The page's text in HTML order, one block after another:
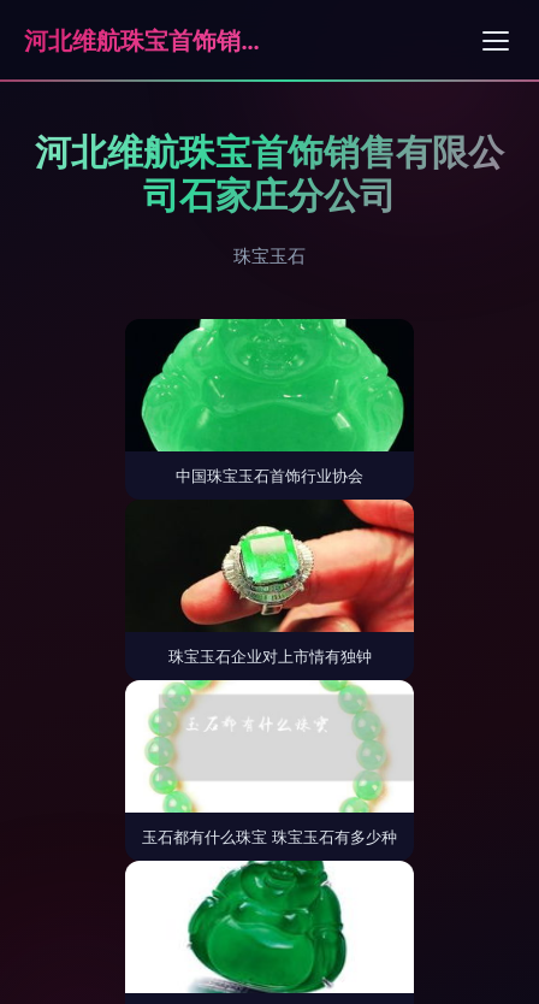
河北维航珠宝首饰销售有限公司石家庄分公司
河北维航珠宝首饰销售有限公
司石家庄分公司
珠宝玉石
中国珠宝玉石首饰行业协会
珠宝玉石企业对上市情有独钟
玉石都有什么珠宝 珠宝玉石有多少种